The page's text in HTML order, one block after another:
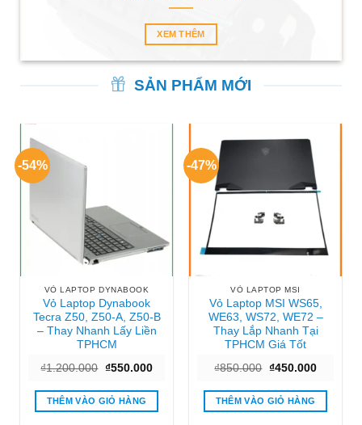
XEM THÊM
SẢN PHẨM MỚI
-54%
VỎ LAPTOP DYNABOOK
Vỏ Laptop Dynabook
Tecra Z50, Z50-A, Z50-B
– Thay Nhanh Lấy Liền
TPHCM
₫1.200.000 Giá
là:
₫1.200.000.
₫550.000Giá
tại
₫550.000.
THÊM VÀO GIỎ HÀNG
-47%
VỎ LAPTOP MSI
Vỏ Laptop MSI WS65,
WE63, WS72, WE72 –
Thay Lắp Nhanh Tại
TPHCM Giá Tốt
₫850.000 Giá
là:
₫850.000.
₫450.000Giá
tại
THÊM VÀO GIỎ HÀNG